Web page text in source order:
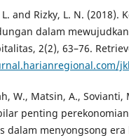
and Rizky, L. N.
dalam
2(2), 63–76.
W., Matsin, A., Sovianti,
penting
dalam menyongsong